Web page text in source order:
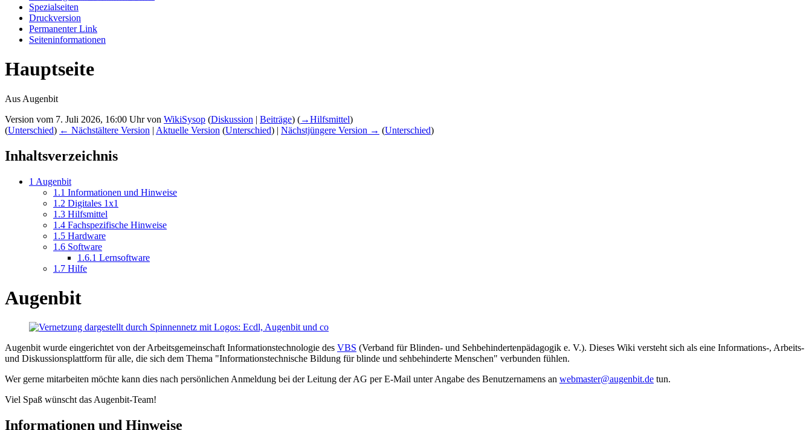
Spezialseiten
Druckversion
Permanenter Link
Seiten­­informationen
Hauptseite
Aus Augenbit
Version vom 7. Juli 2026, 16:00 Uhr von WikiSysop (Diskussion | Beiträge) (→Hilfsmittel)
(Unterschied) ← Nächstältere Version | Aktuelle Version (Unterschied) | Nächstjüngere Version → (Unterschied)
Inhaltsverzeichnis
1 Augenbit
1.1 Informationen und Hinweise
1.2 Digitales 1x1
1.3 Hilfsmittel
1.4 Fachspezifische Hinweise
1.5 Hardware
1.6 Software
1.6.1 Lernsoftware
1.7 Hilfe
Augenbit
Augenbit wurde eingerichtet von der Arbeitsgemeinschaft Informationstechnologie des VBS (Verband für Blinden- und Sehbehindertenpädagogik e. V.). Dieses Wiki versteht sich als eine Informations-, Arbeits-
und Diskussionsplattform für alle, die sich dem Thema "Informationstechnische Bildung für blinde und sehbehinderte Menschen" verbunden fühlen.
Wer gerne mitarbeiten möchte kann dies nach persönlichen Anmeldung bei der Leitung der AG per E-Mail unter Angabe des Benutzernamens an webmaster@augenbit.de tun.
Viel Spaß wünscht das Augenbit-Team!
Informationen und Hinweise